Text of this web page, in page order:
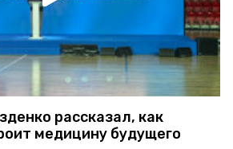
рассказал, как
медицину будущего